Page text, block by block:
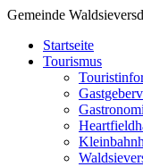
Gemeinde
Startseite
Tourismus